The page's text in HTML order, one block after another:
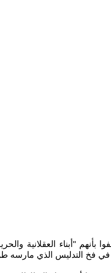
"أبناء العقلانية
في فخ التدليس الذي مارسه